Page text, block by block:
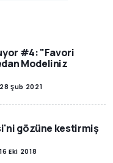
#4: "Favori
Modeliniz
28 Şub 2021
gözüne kestirmiş
16 Eki 2018